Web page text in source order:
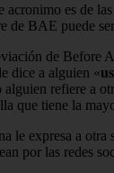
acronimo es de
de BAE puede
de Before
dice a alguien «
alguien refiere a
que tiene la
le expresa a
por las redes